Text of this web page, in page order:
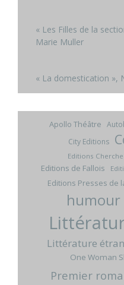
« Les Filles de la
Marie Muller
« La domestication »,
Apollo Théâtre
City Editions
Editions
Editions de Fallois
Editions Presses de
humour
Littérature
One Woman
Premier